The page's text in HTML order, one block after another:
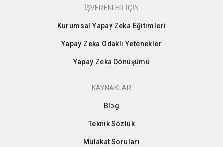
İŞVERENLER İÇİN
Kurumsal Yapay Zeka Eğitimleri
Yapay Zeka Odaklı Yetenekler
Yapay Zeka Dönüşümü
KAYNAKLAR
Blog
Teknik Sözlük
Mülakat Soruları